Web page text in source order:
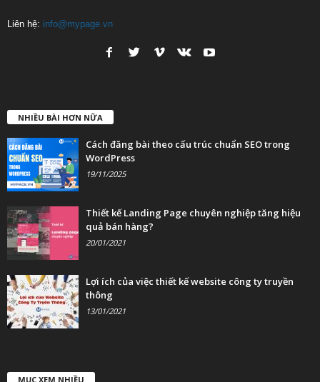
Liên hệ: info@mypage.vn
NHIỀU BÀI HƠN NỮA
Cách đăng bài theo cấu trúc chuẩn SEO trong
WordPress
19/11/2025
Thiết kế Landing Page chuyên nghiệp tăng hiệu
quả bán hàng?
20/01/2021
Lợi ích của việc thiết kế website công ty truyền
thông
13/01/2021
MỤC XEM NHIỀU